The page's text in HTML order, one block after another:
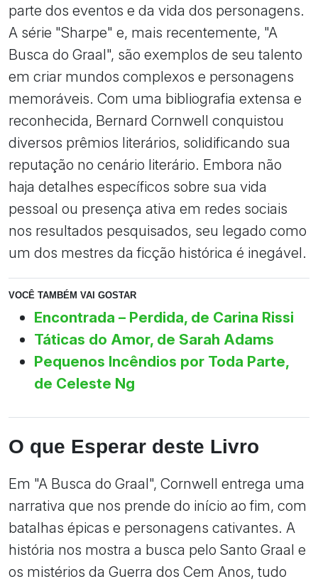
parte dos eventos e da vida dos personagens.
A série "Sharpe" e, mais recentemente, "A
Busca do Graal", são exemplos de seu talento
em criar mundos complexos e personagens
memoráveis. Com uma bibliografia extensa e
reconhecida, Bernard Cornwell conquistou
diversos prêmios literários, solidificando sua
reputação no cenário literário. Embora não
haja detalhes específicos sobre sua vida
pessoal ou presença ativa em redes sociais
nos resultados pesquisados, seu legado como
um dos mestres da ficção histórica é inegável.
VOCÊ TAMBÉM VAI GOSTAR
Encontrada – Perdida, de Carina Rissi
Táticas do Amor, de Sarah Adams
Pequenos Incêndios por Toda Parte,
de Celeste Ng
O que Esperar deste Livro
Em "A Busca do Graal", Cornwell entrega uma
narrativa que nos prende do início ao fim, com
batalhas épicas e personagens cativantes. A
história nos mostra a busca pelo Santo Graal e
os mistérios da Guerra dos Cem Anos, tudo